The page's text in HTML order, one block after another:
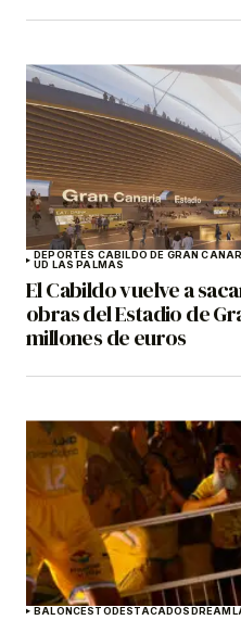
DEPORTES CABILDO DE GRAN
UD LAS PALMAS
El Cabildo vuelve a
obras del Estadio de
millones de euros
BALONCESTO DESTACADOS